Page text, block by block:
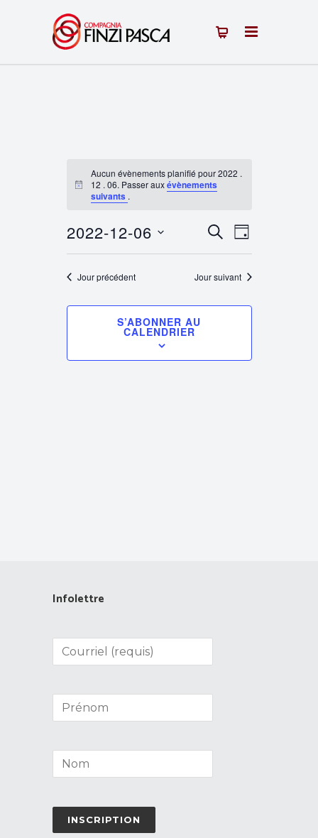
Notice
Aucun évènements planifié pour 2022 .
12 . 06. Passer auxévènements
suivants .
Recherche
et
navigation
RECHERCHE
Navigation
de
vues
Évènement
JOUR
2022-12-06
date.
Jour précédent Jour suivant
S’ABONNER AU
CALENDRIER
Infolettre